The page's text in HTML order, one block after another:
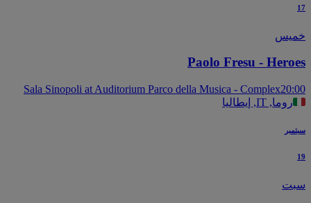
Paolo Fresu -
Sala Sinopoli at Auditorium Parco della Musica - Complex
روما, IT, إيطاليا